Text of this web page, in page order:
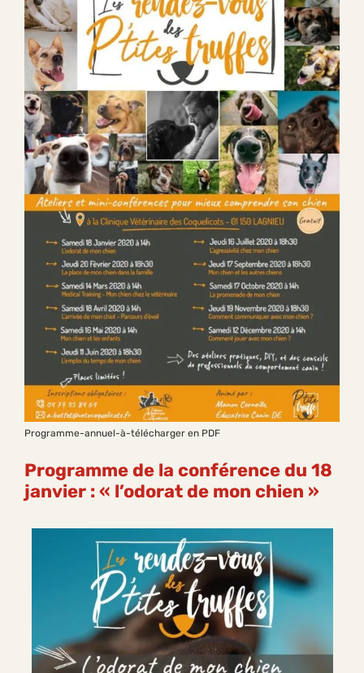
Programme-annuel-à-télécharger en PDF
Programme de la conférence du 18
janvier : « l’odorat de mon chien »